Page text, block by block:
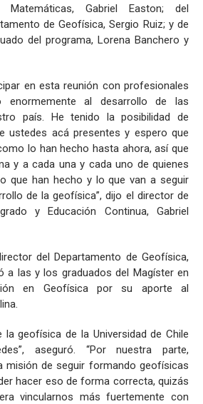
Gabriel Easton; del
de Geofísica, Sergio Ruiz; y de
del programa, Lorena Banchero y
en esta reunión con profesionales
enormemente al desarrollo de las
país. He tenido la posibilidad de
ustedes acá presentes y espero que
lo han hecho hasta ahora, así que
y a cada una y cada uno de quienes
que han hecho y lo que van a seguir
de la geofísica”, dijo el director de
y Educación Continua, Gabriel
del Departamento de Geofísica,
a las y los graduados del Magíster en
en Geofísica por su aporte al
la geofísica de la Universidad de Chile
aseguró. “Por nuestra parte,
misión de seguir formando geofísicas
hacer eso de forma correcta, quizás
vincularnos más fuertemente con